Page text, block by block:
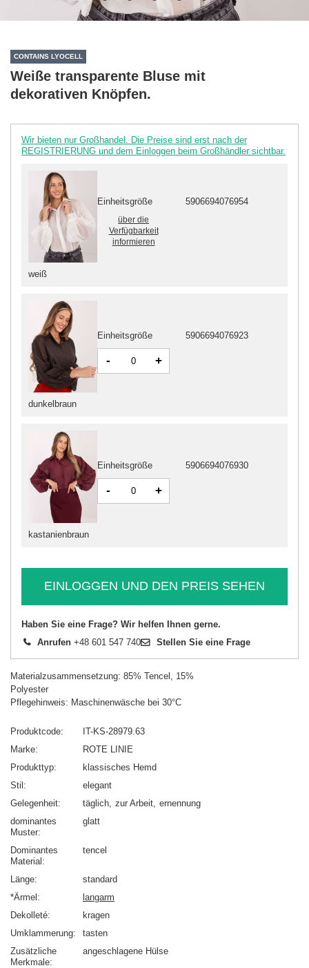
CONTAINS LYOCELL
Weiße transparente Bluse mit
dekorativen Knöpfen.
Wir bieten nur Großhandel. Die Preise sind erst nach der
REGISTRIERUNG und dem Einloggen beim Großhändler sichtbar.
dunkelbraun
Einheitsgröße 5906694076923
- +
kastanienbraun
Einheitsgröße 5906694076930
- +
weiß
Einheitsgröße 5906694076954
über die
Verfügbarkeit
informieren
EINLOGGEN UND DEN PREIS SEHEN
Haben Sie eine Frage? Wir helfen Ihnen gerne.
Anrufen +48 601 547 740 Stellen Sie eine Frage
Materialzusammensetzung: 85% Tencel, 15%
Polyester
Pflegehinweis: Maschinenwäsche bei 30°C
Produktcode
IT-KS-28979.63
Marke
ROTE LINIE
Produkttyp
klassisches Hemd
Stil
elegant
Gelegenheit
täglich zur Arbeit ernennung
dominantes
Muster
glatt
Dominantes
Material
tencel
Länge
standard
*Ärmel
langarm
Dekolleté
kragen
Umklammerung
tasten
Zusätzliche
Merkmale
angeschlagene Hülse